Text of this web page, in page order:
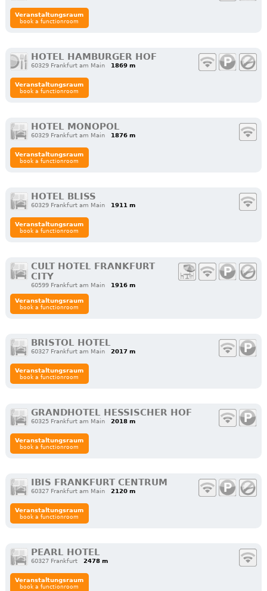
Veranstaltungsraum
book a functionroom
HOTEL HAMBURGER HOF
60329 Frankfurt am Main 1869 m
Veranstaltungsraum
book a functionroom
HOTEL MONOPOL
60329 Frankfurt am Main 1876 m
Veranstaltungsraum
book a functionroom
HOTEL BLISS
60329 Frankfurt am Main 1911 m
Veranstaltungsraum
book a functionroom
CULT HOTEL FRANKFURT
CITY
60599 Frankfurt am Main 1916 m
Veranstaltungsraum
book a functionroom
BRISTOL HOTEL
60327 Frankfurt am Main 2017 m
Veranstaltungsraum
book a functionroom
GRANDHOTEL HESSISCHER HOF
60325 Frankfurt am Main 2018 m
Veranstaltungsraum
book a functionroom
IBIS FRANKFURT CENTRUM
60327 Frankfurt am Main 2120 m
Veranstaltungsraum
book a functionroom
PEARL HOTEL
60327 Frankfurt 2478 m
Veranstaltungsraum
book a functionroom